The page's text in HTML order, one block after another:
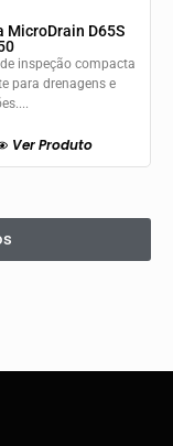
MicroDrain D65S
inspeção compacta
para drenagens e
Ver Produto